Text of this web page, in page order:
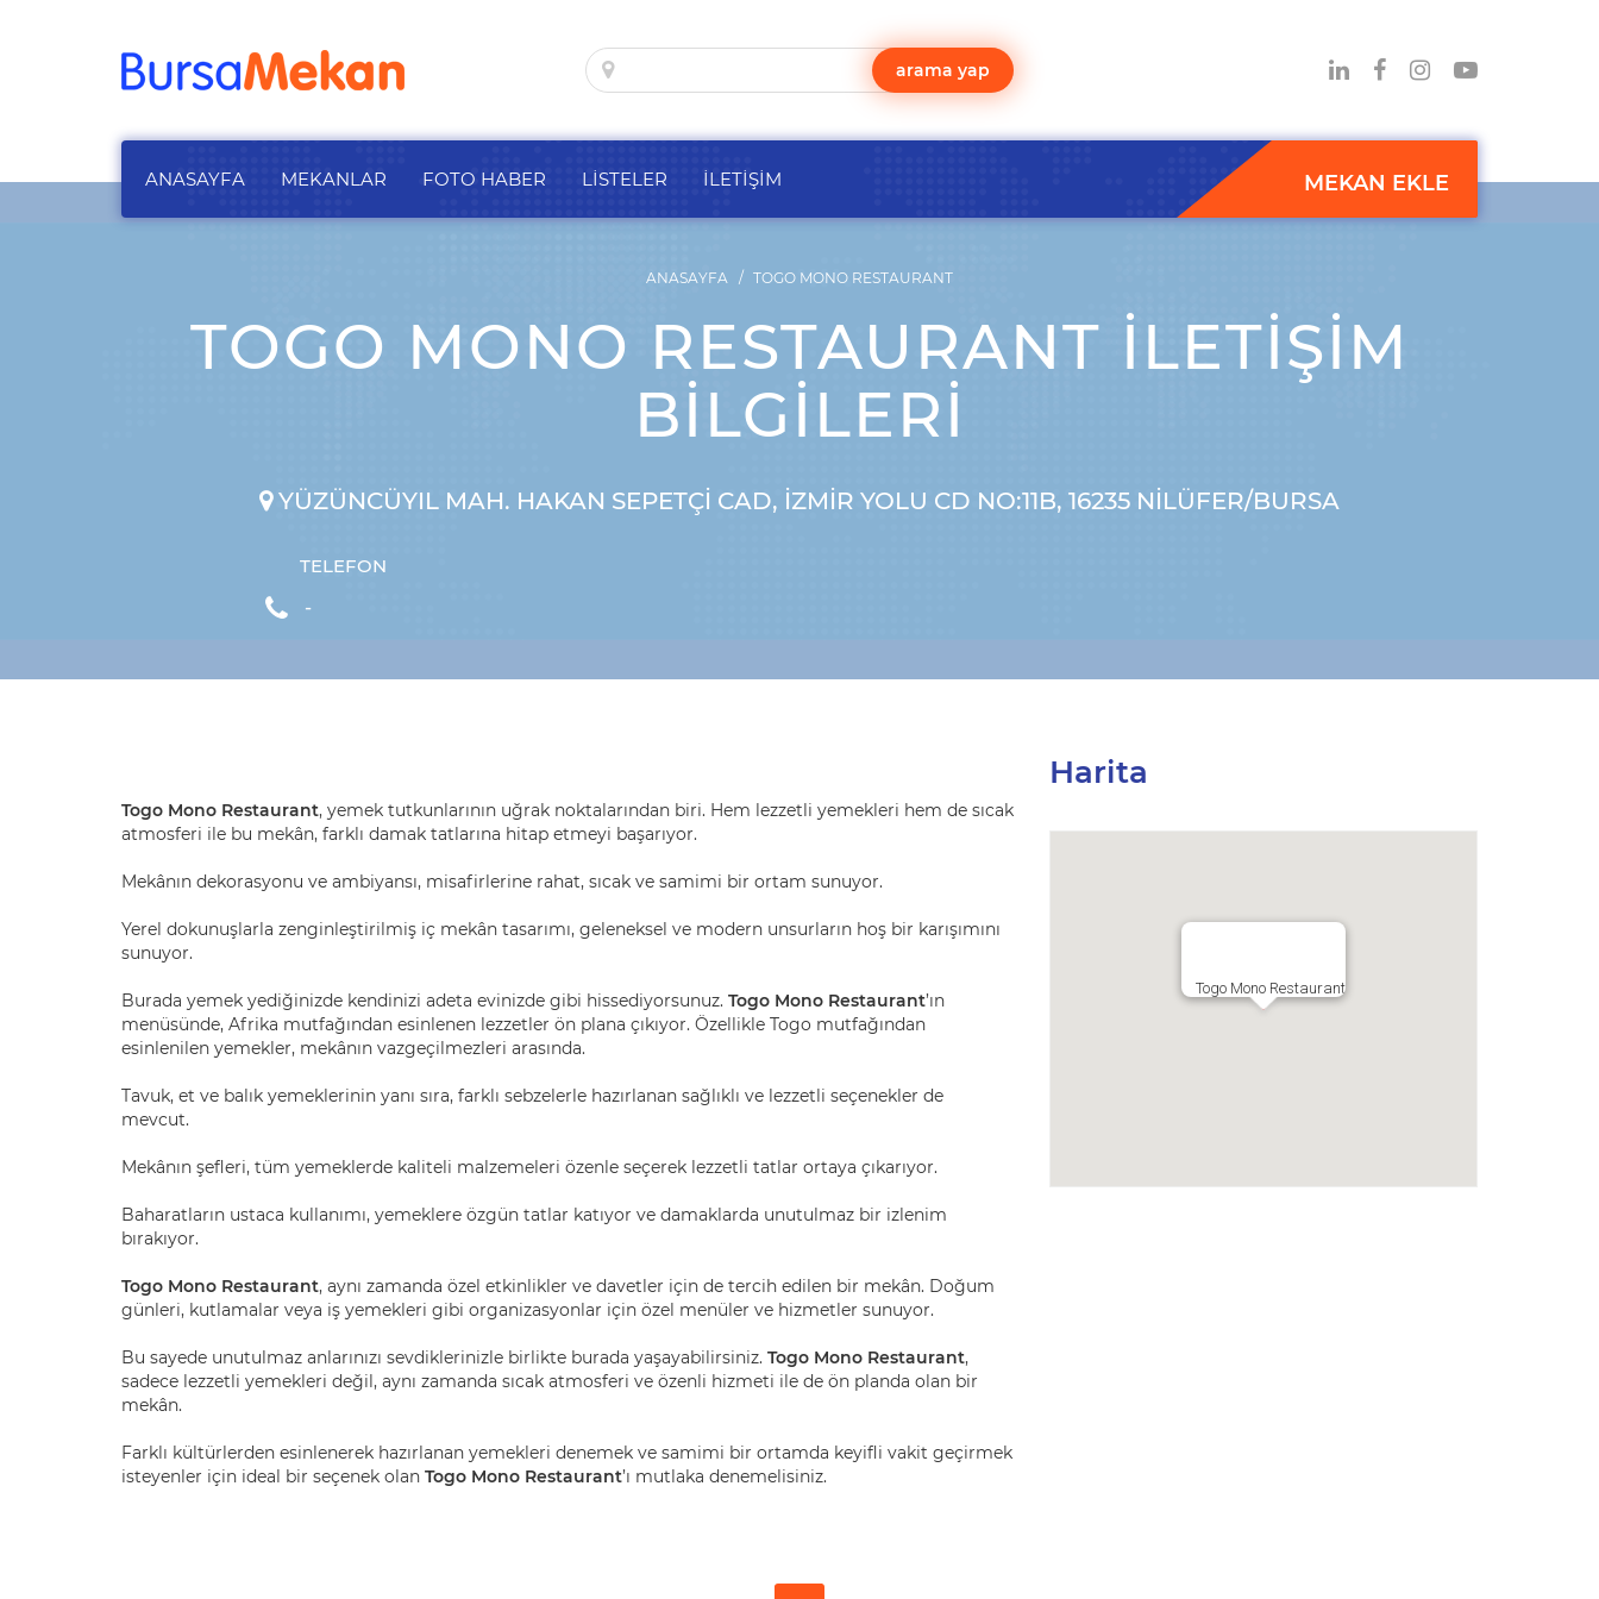
arama yap
ANASAYFA MEKANLAR FOTO HABER LİSTELER İLETİŞİM MEKAN EKLE
ANASAYFA TOGO MONO RESTAURANT
TOGO MONO RESTAURANT İLETIŞIM
BILGILERI
YÜZÜNCÜYIL MAH. HAKAN SEPETÇI CAD, İZMIR YOLU CD NO:11B, 16235 NILÜFER/BURSA
TELEFON
-
Togo Mono Restaurant, yemek tutkunlarının uğrak noktalarından biri. Hem lezzetli yemekleri hem de sıcak
atmosferi ile bu mekân, farklı damak tatlarına hitap etmeyi başarıyor.
Mekânın dekorasyonu ve ambiyansı, misafirlerine rahat, sıcak ve samimi bir ortam sunuyor.
Yerel dokunuşlarla zenginleştirilmiş iç mekân tasarımı, geleneksel ve modern unsurların hoş bir karışımını
sunuyor.
Burada yemek yediğinizde kendinizi adeta evinizde gibi hissediyorsunuz. Togo Mono Restaurant’ın
menüsünde, Afrika mutfağından esinlenen lezzetler ön plana çıkıyor. Özellikle Togo mutfağından
esinlenilen yemekler, mekânın vazgeçilmezleri arasında.
Tavuk, et ve balık yemeklerinin yanı sıra, farklı sebzelerle hazırlanan sağlıklı ve lezzetli seçenekler de
mevcut.
Mekânın şefleri, tüm yemeklerde kaliteli malzemeleri özenle seçerek lezzetli tatlar ortaya çıkarıyor.
Baharatların ustaca kullanımı, yemeklere özgün tatlar katıyor ve damaklarda unutulmaz bir izlenim
bırakıyor.
Togo Mono Restaurant, aynı zamanda özel etkinlikler ve davetler için de tercih edilen bir mekân. Doğum
günleri, kutlamalar veya iş yemekleri gibi organizasyonlar için özel menüler ve hizmetler sunuyor.
Bu sayede unutulmaz anlarınızı sevdiklerinizle birlikte burada yaşayabilirsiniz. Togo Mono Restaurant,
sadece lezzetli yemekleri değil, aynı zamanda sıcak atmosferi ve özenli hizmeti ile de ön planda olan bir
mekân.
Farklı kültürlerden esinlenerek hazırlanan yemekleri denemek ve samimi bir ortamda keyifli vakit geçirmek
isteyenler için ideal bir seçenek olan Togo Mono Restaurant’ı mutlaka denemelisiniz.
Harita
Togo Mono Restaurant